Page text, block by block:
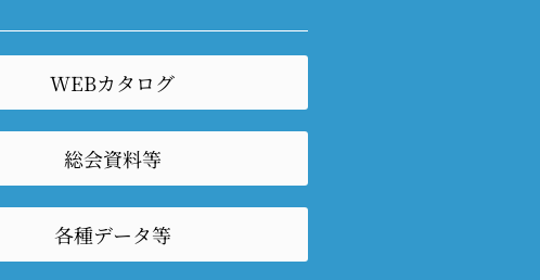
WEBカタログ
総会資料等
各種データ等